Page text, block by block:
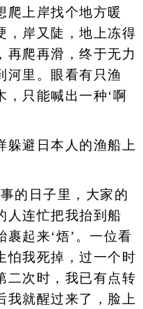
爬上岸找个地方暖
，岸又陡，地上冻得
再爬再滑，终于无力
河里。眼看有只渔
，只能喊出一种‘啊
避日本人的渔船上
日子里，大家的
人连忙把我抬到船
裹起来‘焐’。一位看
怕我死掉，过一个时
二次时，我已有点转
我就醒过来了，脸上